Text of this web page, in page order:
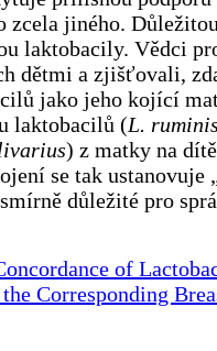
zcela jiného.
laktobacily. Vědci
dětmi a zjišťovali,
jako jeho kojící
laktobacilů (L.
) z matky na
se tak
důležité pro
of
Corresponding